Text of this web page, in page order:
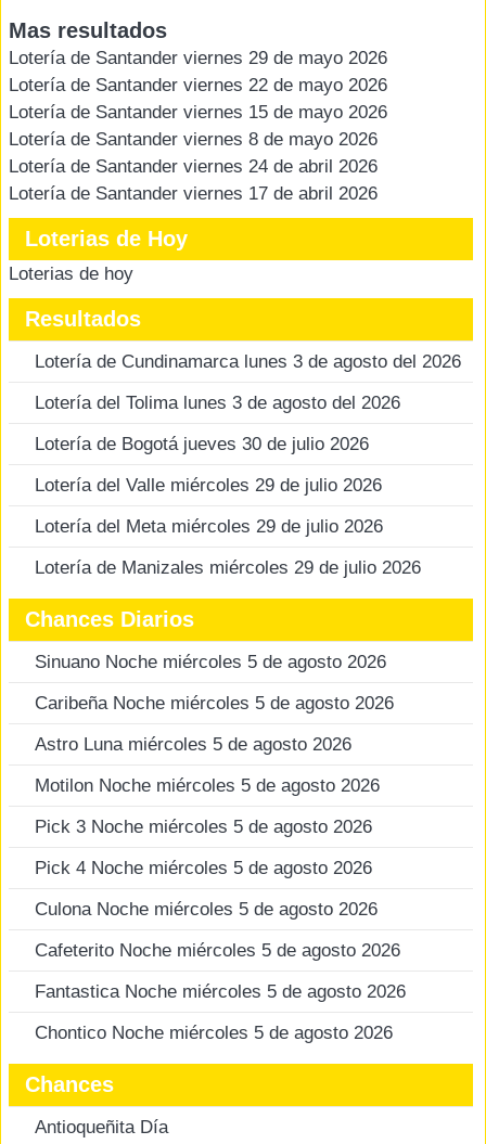
Mas resultados
Lotería de Santander viernes 29 de mayo 2026
Lotería de Santander viernes 22 de mayo 2026
Lotería de Santander viernes 15 de mayo 2026
Lotería de Santander viernes 8 de mayo 2026
Lotería de Santander viernes 24 de abril 2026
Lotería de Santander viernes 17 de abril 2026
Loterias de Hoy
Loterias de hoy
Resultados
Lotería de Cundinamarca lunes 3 de agosto del 2026
Lotería del Tolima lunes 3 de agosto del 2026
Lotería de Bogotá jueves 30 de julio 2026
Lotería del Valle miércoles 29 de julio 2026
Lotería del Meta miércoles 29 de julio 2026
Lotería de Manizales miércoles 29 de julio 2026
Chances Diarios
Sinuano Noche miércoles 5 de agosto 2026
Caribeña Noche miércoles 5 de agosto 2026
Astro Luna miércoles 5 de agosto 2026
Motilon Noche miércoles 5 de agosto 2026
Pick 3 Noche miércoles 5 de agosto 2026
Pick 4 Noche miércoles 5 de agosto 2026
Culona Noche miércoles 5 de agosto 2026
Cafeterito Noche miércoles 5 de agosto 2026
Fantastica Noche miércoles 5 de agosto 2026
Chontico Noche miércoles 5 de agosto 2026
Chances
Antioqueñita Día